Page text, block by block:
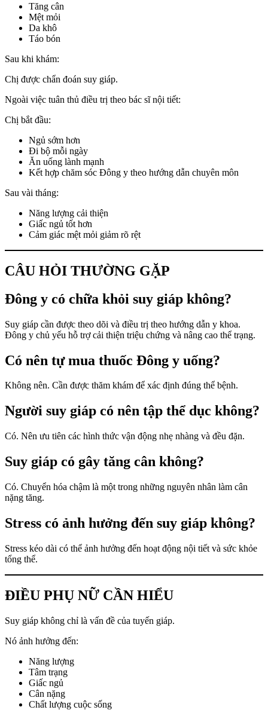
Tăng cân
Mệt mỏi
Da khô
Táo bón
Sau khi khám:
Chị được chẩn đoán suy giáp.
Ngoài việc tuân thủ điều trị theo bác sĩ nội tiết:
Chị bắt đầu:
Ngủ sớm hơn
Đi bộ mỗi ngày
Ăn uống lành mạnh
Kết hợp chăm sóc Đông y theo hướng dẫn chuyên môn
Sau vài tháng:
Năng lượng cải thiện
Giấc ngủ tốt hơn
Cảm giác mệt mỏi giảm rõ rệt
CÂU HỎI THƯỜNG GẶP
Đông y có chữa khỏi suy giáp không?
Suy giáp cần được theo dõi và điều trị theo hướng dẫn y khoa.
Đông y chủ yếu hỗ trợ cải thiện triệu chứng và nâng cao thể trạng.
Có nên tự mua thuốc Đông y uống?
Không nên. Cần được thăm khám để xác định đúng thể bệnh.
Người suy giáp có nên tập thể dục không?
Có. Nên ưu tiên các hình thức vận động nhẹ nhàng và đều đặn.
Suy giáp có gây tăng cân không?
Có. Chuyển hóa chậm là một trong những nguyên nhân làm cân
nặng tăng.
Stress có ảnh hưởng đến suy giáp không?
Stress kéo dài có thể ảnh hưởng đến hoạt động nội tiết và sức khỏe
tổng thể.
ĐIỀU PHỤ NỮ CẦN HIỂU
Suy giáp không chỉ là vấn đề của tuyến giáp.
Nó ảnh hưởng đến:
Năng lượng
Tâm trạng
Giấc ngủ
Cân nặng
Chất lượng cuộc sống